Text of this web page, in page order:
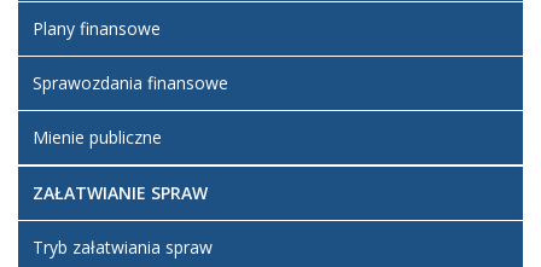
Plany finansowe
Sprawozdania finansowe
Mienie publiczne
ZAŁATWIANIE SPRAW
Tryb załatwiania spraw